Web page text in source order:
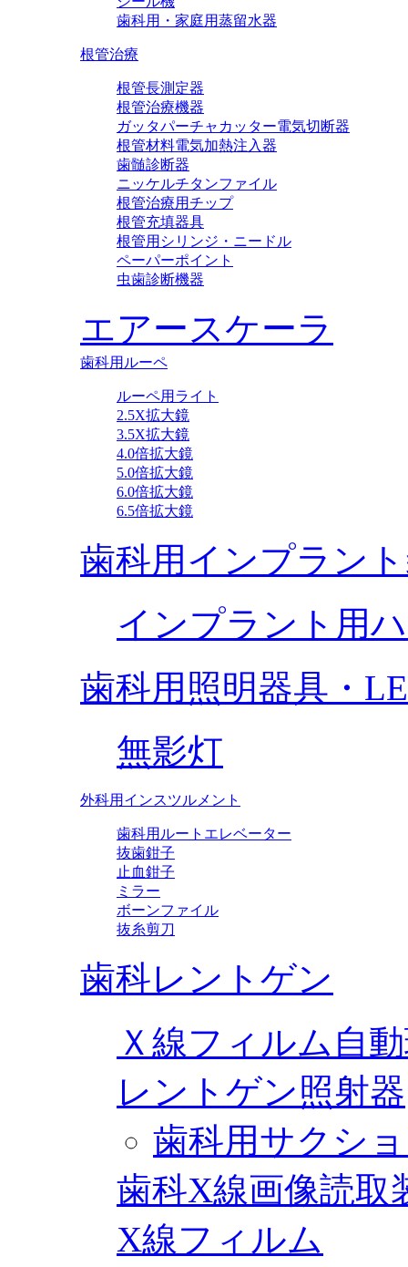
歯科用・家庭用蒸留水器
根管治療
根管長測定器
根管治療機器
ガッタパーチャカッター電気切断器
根管材料電気加熱注入器
歯髄診断器
ニッケルチタンファイル
根管治療用チップ
根管充填器具
根管用シリンジ・ニードル
ペーパーポイント
虫歯診断機器
エアースケーラ
歯科用ルーペ
ルーペ用ライト
2.5X拡大鏡
3.5X拡大鏡
4.0倍拡大鏡
5.0倍拡大鏡
6.0倍拡大鏡
6.5倍拡大鏡
歯科用インプラン
インプラント用
歯科用照明器具・
無影灯
外科用インスツルメント
歯科用ルートエレベーター
抜歯鉗子
止血鉗子
ミラー
ボーンファイル
抜糸剪刀
歯科レントゲン
Ｘ線フィルム自
レントゲン照射器
歯科用サクシ
歯科X線画像読取
X線フィルム